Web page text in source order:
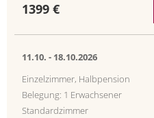
1399 €
11.10. - 18.10.2026
Einzelzimmer, Halbpension
Belegung: 1 Erwachsener
Standardzimmer